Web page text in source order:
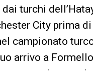
turchi
City prima
campionato
arrivo a